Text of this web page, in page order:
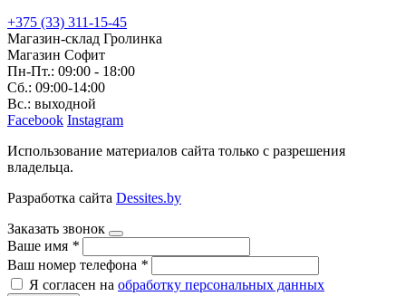
+375 (33) 311-15-45
Магазин-склад Гролинка
Магазин Софит
Пн-Пт.: 09:00 - 18:00
Сб.: 09:00-14:00
Вс.: выходной
Facebook Instagram
Использование материалов сайта только с разрешения
владельца.
Разработка сайта Dessites.by
Заказать звонок
Ваше имя *
Ваш номер телефона *
Я согласен на обработку персональных данных